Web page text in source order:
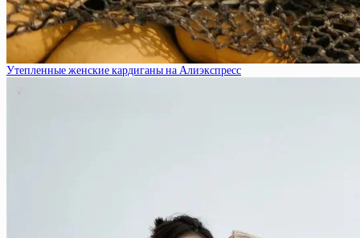
Утепленные женские кардиганы на Алиэкспресс